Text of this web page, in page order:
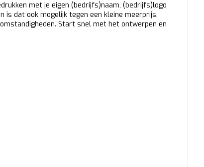
met je eigen (bedrijfs)naam, (bedrijfs)logo
dat ook mogelijk tegen een kleine meerprijs.
Start snel met het ontwerpen en